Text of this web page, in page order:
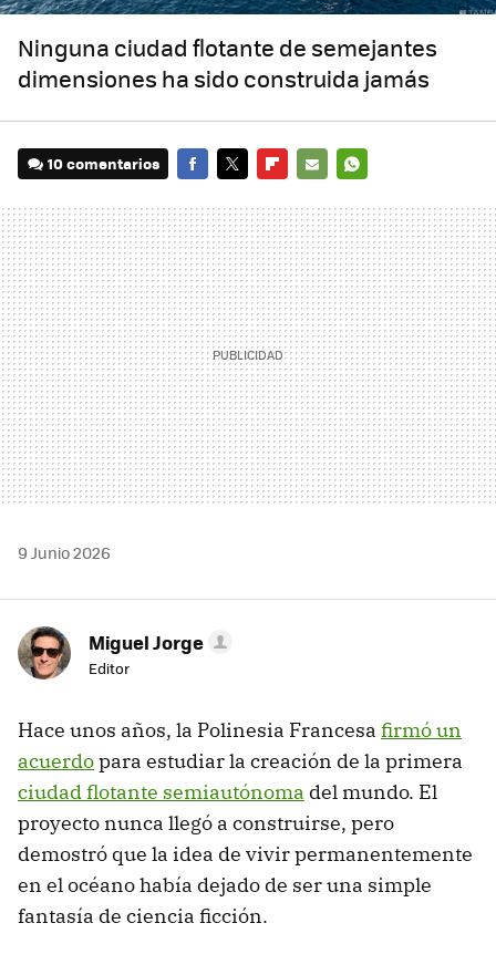
Ninguna ciudad flotante de semejantes
dimensiones ha sido construida jamás
10 comentarios
MAIL
9 Junio 2026
Miguel Jorge
Editor
Hace unos años, la Polinesia Francesa firmó un
acuerdopara estudiar la creación de la primera
ciudad flotante semiautónoma del mundo. El
proyecto nunca llegó a construirse, pero
demostró que la idea de vivir permanentemente
en el océano había dejado de ser una simple
fantasía de ciencia ficción.